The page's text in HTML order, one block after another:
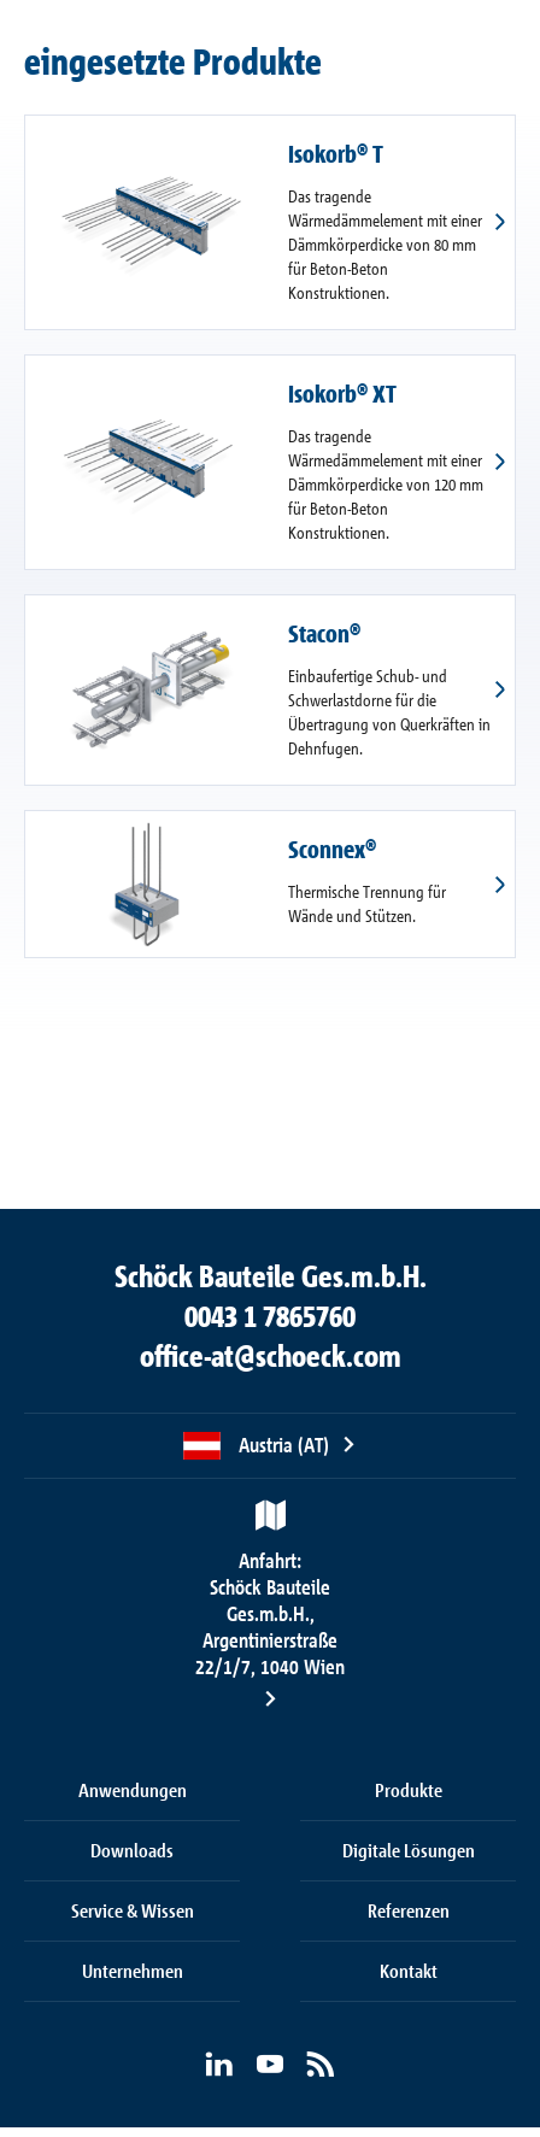
eingesetzte Produkte
Isokorb® T
Das tragende
Wärmedämmelement mit einer
Dämmkörperdicke von 80 mm
für Beton-Beton
Konstruktionen.
Isokorb® XT
Das tragende
Wärmedämmelement mit einer
Dämmkörperdicke von 120 mm
für Beton-Beton
Konstruktionen.
Stacon®
Einbaufertige Schub- und
Schwerlastdorne für die
Übertragung von Querkräften in
Dehnfugen.
Sconnex®
Thermische Trennung für
Wände und Stützen.
Schöck Bauteile Ges.m.b.H.
0043 1 7865760
office-at@schoeck.com
Austria (AT)
Anfahrt:
Schöck Bauteile
Ges.m.b.H.,
Argentinierstraße
22/1/7, 1040 Wien
Anwendungen Produkte
Downloads Digitale Lösungen
Service & Wissen Referenzen
Unternehmen Kontakt